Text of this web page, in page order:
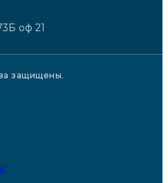
оф 21
защищены.